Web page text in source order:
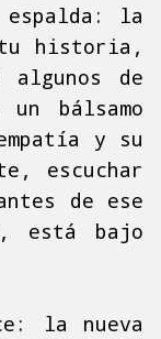
espalda: la
tu historia,
de
bálsamo
y su
escuchar
de ese
está bajo
la nueva